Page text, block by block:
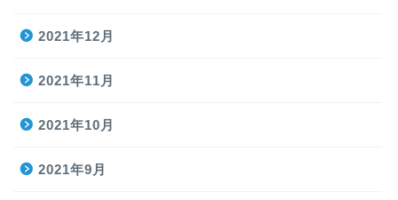
2021年12月
2021年11月
2021年10月
2021年9月